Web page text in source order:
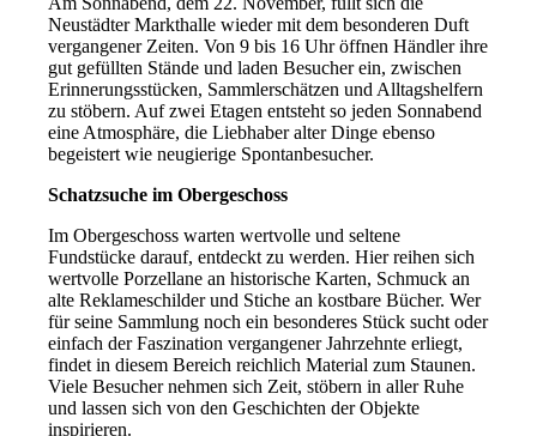
Neustädter Markthalle wieder mit dem besonderen Duft
vergangener Zeiten. Von 9 bis 16 Uhr öffnen Händler ihre
gut gefüllten Stände und laden Besucher ein, zwischen
Erinnerungsstücken, Sammlerschätzen und Alltagshelfern
zu stöbern. Auf zwei Etagen entsteht so jeden Sonnabend
eine Atmosphäre, die Liebhaber alter Dinge ebenso
begeistert wie neugierige Spontanbesucher.
Schatzsuche im Obergeschoss
Im Obergeschoss warten wertvolle und seltene
Fundstücke darauf, entdeckt zu werden. Hier reihen sich
wertvolle Porzellane an historische Karten, Schmuck an
alte Reklameschilder und Stiche an kostbare Bücher. Wer
für seine Sammlung noch ein besonderes Stück sucht oder
einfach der Faszination vergangener Jahrzehnte erliegt,
findet in diesem Bereich reichlich Material zum Staunen.
Viele Besucher nehmen sich Zeit, stöbern in aller Ruhe
und lassen sich von den Geschichten der Objekte
inspirieren.